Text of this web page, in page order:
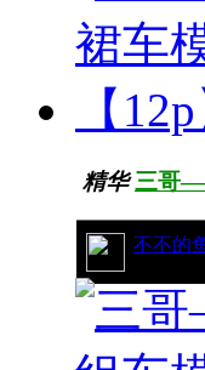
精华 三哥
不不的